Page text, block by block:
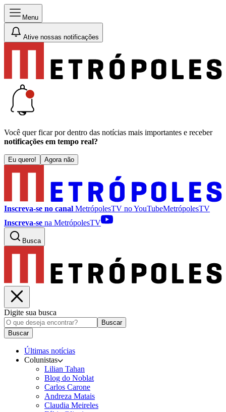
Menu
Ative nossas notificações
Você quer ficar por dentro das notícias mais importantes e receber
notificações em tempo real?
Eu quero! Agora não
Inscreva-se no canal MetrópolesTV noYouTubeMetrópolesTV
Inscreva-se na MetrópolesTV
Busca
Digite sua busca
Buscar
Buscar
Últimas notícias
Colunistas
Lilian Tahan
Blog do Noblat
Carlos Carone
Andreza Matais
Claudia Meireles